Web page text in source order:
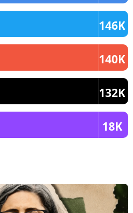
146K
140K
132K
18K